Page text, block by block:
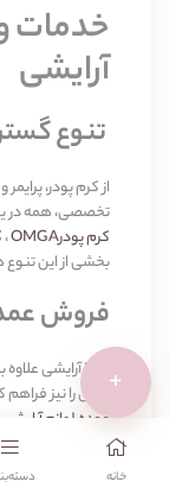
خدمات
آرایشی
تنوع
از کرم پودر،
تخصصی، همه در
کرم پودرOMGA،
بخشی از این
فروش
فیدا آرایشی
تهران را نیز
عمده لوازم آرایشی
ضمانت
+
خانه